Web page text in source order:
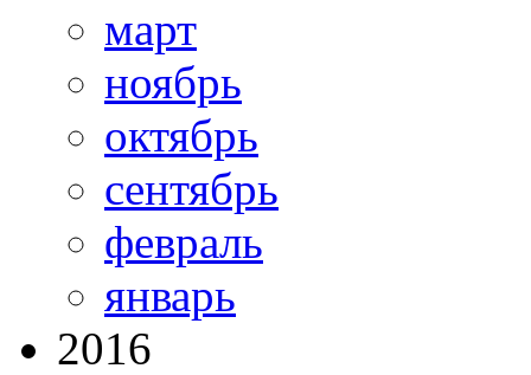
март
ноябрь
октябрь
сентябрь
февраль
январь
2016